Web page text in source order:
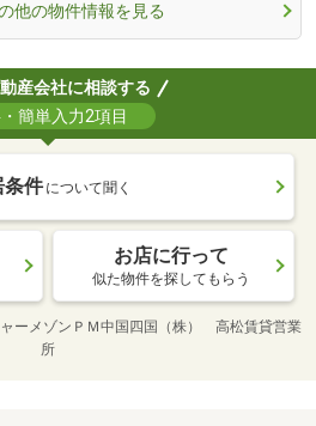
他の物件情報を見る
産会社に相談する
簡単入力2項目
条件 について聞く
お店に行って
似た物件を探してもらう
ーメゾンＰＭ中国四国（株） 高松賃貸営業
所